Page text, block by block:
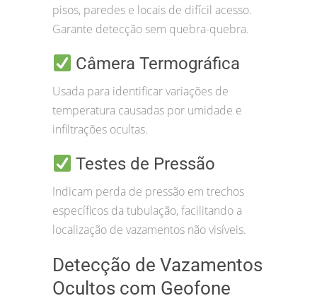
pisos, paredes e locais de difícil acesso.
Garante detecção sem quebra-quebra.
Câmera Termográfica
Usada para identificar variações de
temperatura causadas por umidade e
infiltrações ocultas.
Testes de Pressão
Indicam perda de pressão em trechos
específicos da tubulação, facilitando a
localização de vazamentos não visíveis.
Detecção de Vazamentos
Ocultos com Geofone